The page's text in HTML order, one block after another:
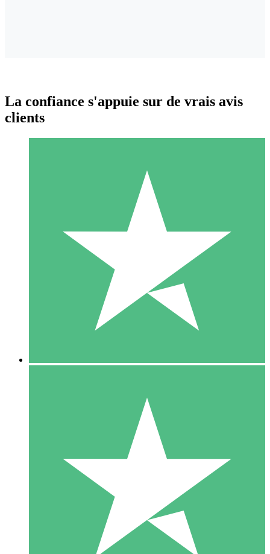
Packs de Crédits Individuels
Payez à l'utilisation avec des crédits de téléchargement. Sans
1 Téléchargement
10 00
10 Téléchargements
20 00
La confiance s'appuie sur de vrais avis
clients